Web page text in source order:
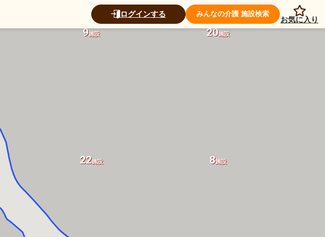
ログインする みんなの介護 施設検索
お気に入り
22施設 8施設
9施設 20施設